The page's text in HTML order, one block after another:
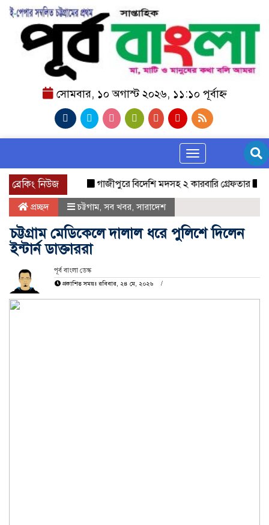
সোমবার, ১০ অগাস্ট ২০২৬, ১১:১০ পূর্বাহ্ন
Toggle navigation
ব্রেকিং নিউজ গাজীপুরে বিদেশি মদসহ ২ কারবারি গ্রেফতার
প্রচ্ছদ চট্টগাম,সব খবর,সারাদেশ
চট্টগ্রাম মেডিকেলে দালাল ধরে পুলিশে দিলেন
ইন্টার্ন ডাক্তাররা
পূর্ব বাংলা ডেস্ক
প্রকাশিত সময়ঃ রবিবার, ২৪ মে, ২০২৬